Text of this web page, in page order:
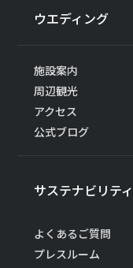
ウエディング
施設案内
周辺観光
アクセス
公式ブログ
サステナビリティ
よくあるご質問
プレスルーム